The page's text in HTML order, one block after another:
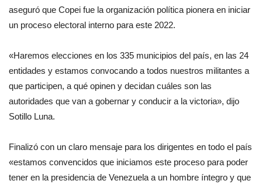
aseguró que Copei fue la organización política pionera en iniciar
un proceso electoral interno para este 2022.
«Haremos elecciones en los 335 municipios del país, en las 24
entidades y estamos convocando a todos nuestros militantes a
que participen, a qué opinen y decidan cuáles son las
autoridades que van a gobernar y conducir a la victoria», dijo
Sotillo Luna.
Finalizó con un claro mensaje para los dirigentes en todo el país
«estamos convencidos que iniciamos este proceso para poder
tener en la presidencia de Venezuela a un hombre íntegro y que